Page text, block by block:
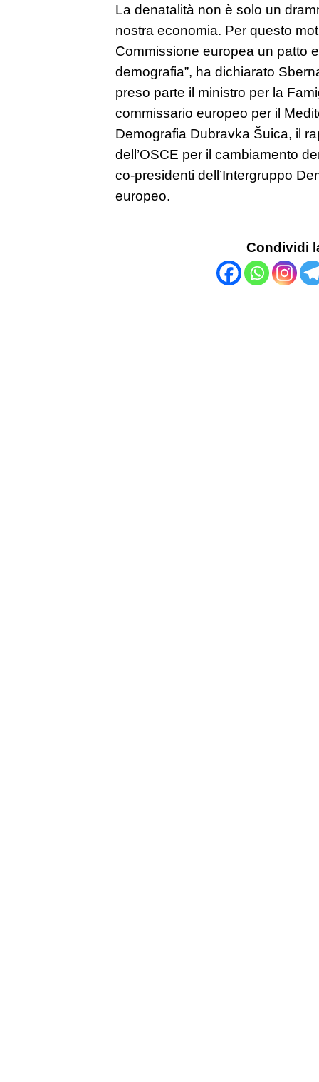
La denatalità non è solo un
nostra economia. Per questo
Commissione europea un patto
demografia”, ha dichiarato
preso parte il ministro per la
commissario europeo per il
Demografia Dubravka Šuica, il
dell’OSCE per il cambiamento
co-presidenti dell’Intergruppo
europeo.
Condividi